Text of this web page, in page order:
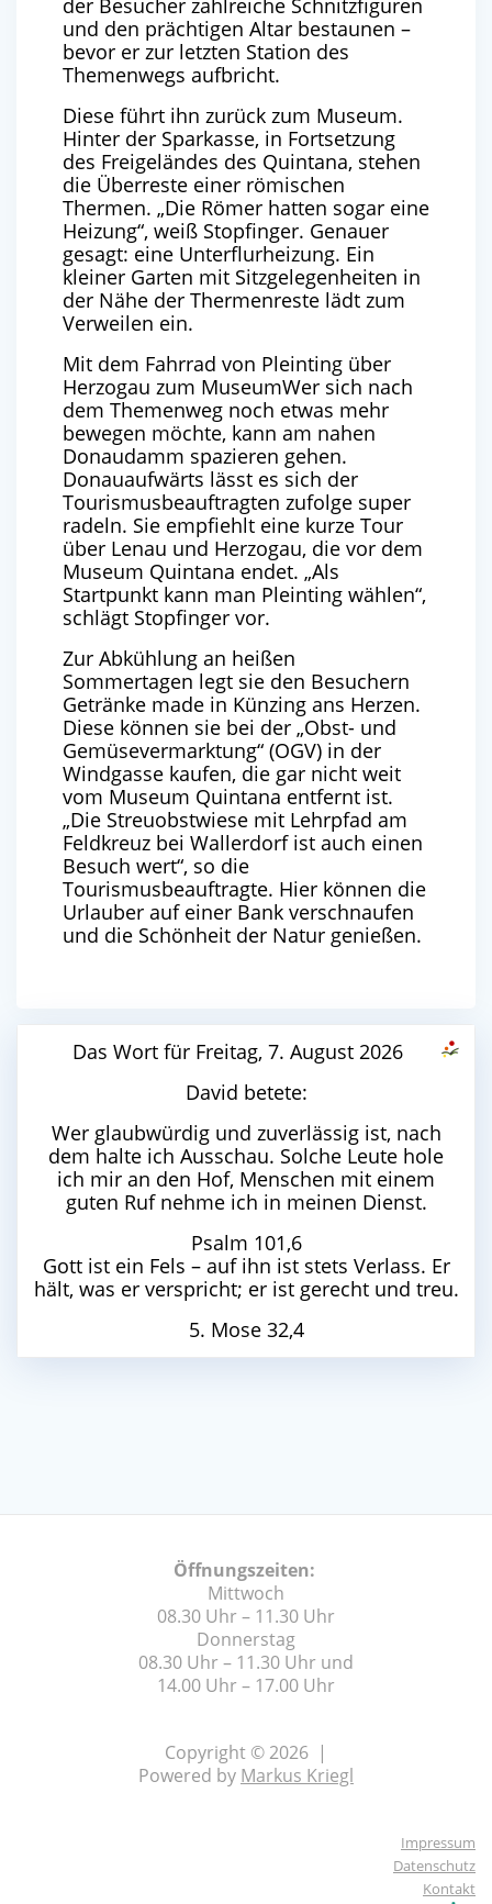
der Besucher zahlreiche Schnitzfiguren
und den prächtigen Altar bestaunen –
bevor er zur letzten Station des
Themenwegs aufbricht.
Diese führt ihn zurück zum Museum.
Hinter der Sparkasse, in Fortsetzung
des Freigeländes des Quintana, stehen
die Überreste einer römischen
Thermen. „Die Römer hatten sogar eine
Heizung“, weiß Stopfinger. Genauer
gesagt: eine Unterflurheizung. Ein
kleiner Garten mit Sitzgelegenheiten in
der Nähe der Thermenreste lädt zum
Verweilen ein.
Mit dem Fahrrad von Pleinting über
Herzogau zum MuseumWer sich nach
dem Themenweg noch etwas mehr
bewegen möchte, kann am nahen
Donaudamm spazieren gehen.
Donauaufwärts lässt es sich der
Tourismusbeauftragten zufolge super
radeln. Sie empfiehlt eine kurze Tour
über Lenau und Herzogau, die vor dem
Museum Quintana endet. „Als
Startpunkt kann man Pleinting wählen“,
schlägt Stopfinger vor.
Zur Abkühlung an heißen
Sommertagen legt sie den Besuchern
Getränke made in Künzing ans Herzen.
Diese können sie bei der „Obst- und
Gemüsevermarktung“ (OGV) in der
Windgasse kaufen, die gar nicht weit
vom Museum Quintana entfernt ist.
„Die Streuobstwiese mit Lehrpfad am
Feldkreuz bei Wallerdorf ist auch einen
Besuch wert“, so die
Tourismusbeauftragte. Hier können die
Urlauber auf einer Bank verschnaufen
und die Schönheit der Natur genießen.
Das Wort für Freitag, 7. August 2026
David betete:
Wer glaubwürdig und zuverlässig ist, nach
dem halte ich Ausschau. Solche Leute hole
ich mir an den Hof, Menschen mit einem
guten Ruf nehme ich in meinen Dienst.
Psalm 101,6
Gott ist ein Fels – auf ihn ist stets Verlass. Er
hält, was er verspricht; er ist gerecht und treu.
5. Mose 32,4
Öffnungszeiten:
Mittwoch
08.30 Uhr – 11.30 Uhr
Donnerstag
08.30 Uhr – 11.30 Uhr und
14.00 Uhr – 17.00 Uhr
Copyright © 2026 |
Powered by Markus Kriegl
Impressum
Datenschutz
Kontakt